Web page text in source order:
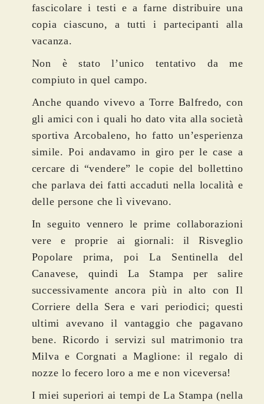
fascicolare i testi e a farne distribuire una
copia ciascuno, a tutti i partecipanti alla
vacanza.
Non è stato l’unico tentativo da me
compiuto in quel campo.
Anche quando vivevo a Torre Balfredo, con
gli amici con i quali ho dato vita alla società
sportiva Arcobaleno, ho fatto un’esperienza
simile. Poi andavamo in giro per le case a
cercare di “vendere” le copie del bollettino
che parlava dei fatti accaduti nella località e
delle persone che lì vivevano.
In seguito vennero le prime collaborazioni
vere e proprie ai giornali: il Risveglio
Popolare prima, poi La Sentinella del
Canavese, quindi La Stampa per salire
successivamente ancora più in alto con Il
Corriere della Sera e vari periodici; questi
ultimi avevano il vantaggio che pagavano
bene. Ricordo i servizi sul matrimonio tra
Milva e Corgnati a Maglione: il regalo di
nozze lo fecero loro a me e non viceversa!
I miei superiori ai tempi de La Stampa (nella